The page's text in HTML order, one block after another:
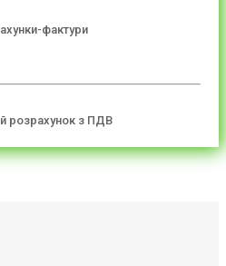
фактури
розрахунок з ПДВ